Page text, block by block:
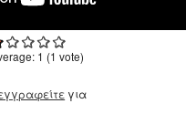
1 (1 vote)
για